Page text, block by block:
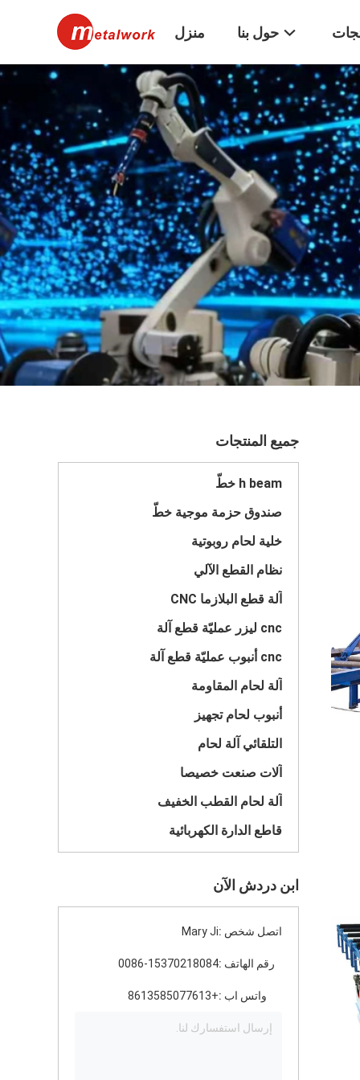
منزل حول بنا
جميع المنتجات
h beam خطّ
صندوق حزمة موجية خطّ
خلية لحام روبوتية
نظام القطع الآلي
آلة قطع البلازما CNC
cnc ليزر عمليّة قطع آلة
cnc أنبوب عمليّة قطع آلة
آلة لحام المقاومة
أنبوب لحام تجهيز
التلقائي آلة لحام
آلات صنعت خصيصا
آلة لحام القطب الخفيف
قاطع الدارة الكهربائية
ابن دردش الآن
اتصل شخص :Mary Ji
رقم الهاتف :0086-15370218084
واتس اب :+8613585077613